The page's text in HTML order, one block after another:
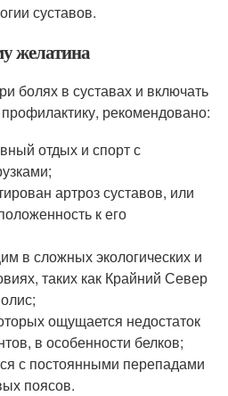
суставов.
желатина
болях в суставах и включать
рекомендовано:
отдых и спорт с
артроз суставов, или
к его
в сложных экологических и
таких как Крайний Север
ощущается недостаток
в особенности белков;
с постоянными перепадами
поясов.